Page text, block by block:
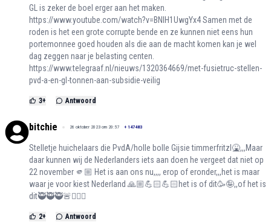
GL is zeker de boel erger aan het maken.
https://www.youtube.com/watch?v=BNlH1UwgYx4Samen met de
roden is het een grote corrupte bende en ze kunnen niet eens hun
portemonnee goed houden als die aan de macht komen kan je wel
dag zeggen naar je belasting centen.
https://www.telegraaf.nl/nieuws/1320364669/met-fusietruc-stellen-
pvd-a-en-gl-tonnen-aan-subsidie-veilig
3+ Antwoord
bitchie 26 oktober 2023 om 20:57 + 147483
Stelletje huichelaars die PvdA/holle bolle Gijsie timmerfritzl🤮,,,Maar
daar kunnen wij de Nederlanders iets aan doen he vergeet dat niet op
22 november 🫵🏼 Het is aan ons nu,,,, erop of eronder,,,het is maar
waar je voor kiest Nederland 🙏🏼💪🏻💪🏻het is of dit🥳🤪,,of het is
dit🥷🥷🥷🚨🤷🏻‍♀️
2+ Antwoord